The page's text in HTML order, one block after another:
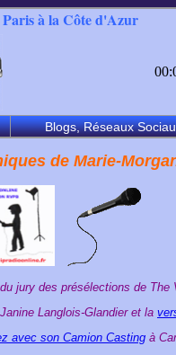
à la Côte d'Azur
Blogs, Réseaux
de Marie-
jury des présélections de The
Langlois-Glandier et la
avec son Camion Casting à